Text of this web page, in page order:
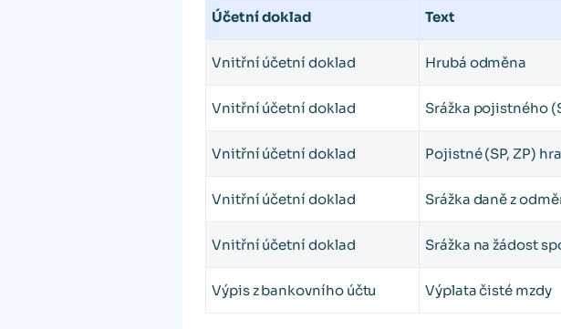
Účetní doklad Text
Vnitřní účetní doklad Hrubá odměna
Vnitřní účetní doklad Srážka pojistného
Vnitřní účetní doklad Pojistné (SP, ZP)
Vnitřní účetní doklad Srážka daně z
Vnitřní účetní doklad Srážka na žádost
Výpis z bankovního účtu Výplata čisté mzdy